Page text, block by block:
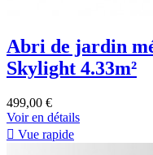
Abri de jardin
Skylight 4.33m²
499,00 €
Voir en détails
 Vue rapide